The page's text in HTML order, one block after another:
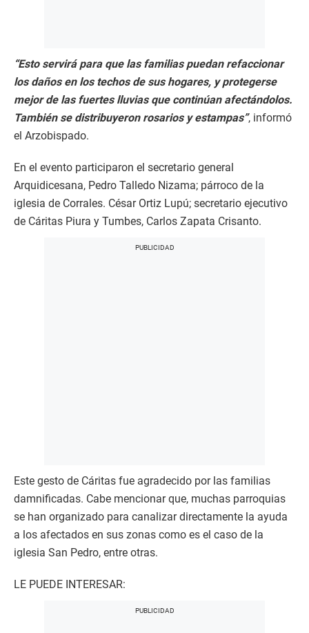
“Esto servirá para que las familias puedan refaccionar
los daños en los techos de sus hogares, y protegerse
mejor de las fuertes lluvias que continúan afectándolos.
También se distribuyeron rosarios y estampas”, informó
el Arzobispado.
En el evento participaron el secretario general
Arquidicesana, Pedro Talledo Nizama; párroco de la
iglesia de Corrales. César Ortiz Lupú; secretario ejecutivo
de Cáritas Piura y Tumbes, Carlos Zapata Crisanto.
Este gesto de Cáritas fue agradecido por las familias
damnificadas. Cabe mencionar que, muchas parroquias
se han organizado para canalizar directamente la ayuda
a los afectados en sus zonas como es el caso de la
iglesia San Pedro, entre otras.
LE PUEDE INTERESAR: